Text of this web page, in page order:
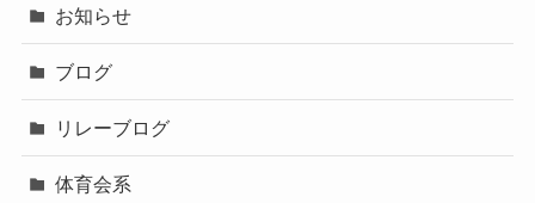
お知らせ
ブログ
リレーブログ
体育会系